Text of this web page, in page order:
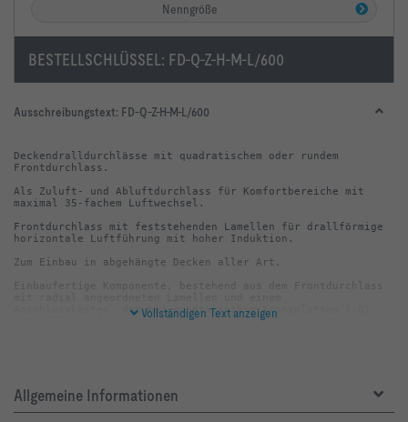
Nenngröße
BESTELLSCHLÜSSEL: FD-Q-Z-H-M-L/600
Ausschreibungstext: FD-Q-Z-H-M-L/600
Deckendralldurchlässe mit quadratischem oder rundem
Als Zuluft- und Abluftdurchlass für Komfortbereiche mit
Frontdurchlass mit feststehenden Lamellen für drallförmige
Einbaufertige Komponente, bestehend aus dem Frontdurchlass
Anschlusskasten, der bei quadratischen Frontplatten (-Q)
ebenfalls quadratisch ist und bei runden Frontplatten (-R)
Immer Bestandteil des Anschlusskasten ist ein horizontal
oder vertikal angeordneter Anschlussstutzen, Traverse und
Vollständigen Text anzeigen
Allgemeine Informationen